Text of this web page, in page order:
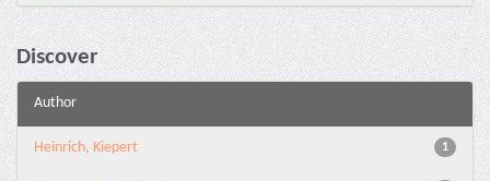
Discover
Author
1
Heinrich, Kiepert